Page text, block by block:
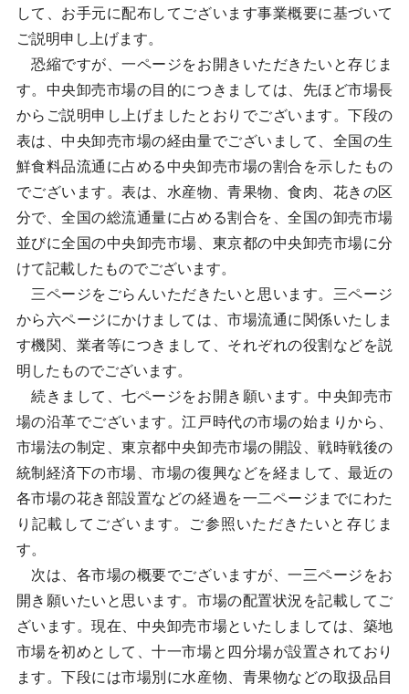
して、お手元に配布してございます事業概要に基づいて
ご説明申し上げます。
恐縮ですが、一ページをお開きいただきたいと存じま
す。中央卸売市場の目的につきましては、先ほど市場長
からご説明申し上げましたとおりでございます。下段の
表は、中央卸売市場の経由量でございまして、全国の生
鮮食料品流通に占める中央卸売市場の割合を示したもの
でございます。表は、水産物、青果物、食肉、花きの区
分で、全国の総流通量に占める割合を、全国の卸売市場
並びに全国の中央卸売市場、東京都の中央卸売市場に分
けて記載したものでございます。
三ページをごらんいただきたいと思います。三ページ
から六ページにかけましては、市場流通に関係いたしま
す機関、業者等につきまして、それぞれの役割などを説
明したものでございます。
続きまして、七ページをお開き願います。中央卸売市
場の沿革でございます。江戸時代の市場の始まりから、
市場法の制定、東京都中央卸売市場の開設、戦時戦後の
統制経済下の市場、市場の復興などを経まして、最近の
各市場の花き部設置などの経過を一二ページまでにわた
り記載してございます。ご参照いただきたいと存じま
す。
次は、各市場の概要でございますが、一三ページをお
開き願いたいと思います。市場の配置状況を記載してご
ざいます。現在、中央卸売市場といたしましては、築地
市場を初めとして、十一市場と四分場が設置されており
ます。下段には市場別に水産物、青果物などの取扱品目